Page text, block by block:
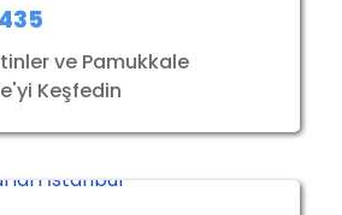
ve Pamukkale
Keşfedin